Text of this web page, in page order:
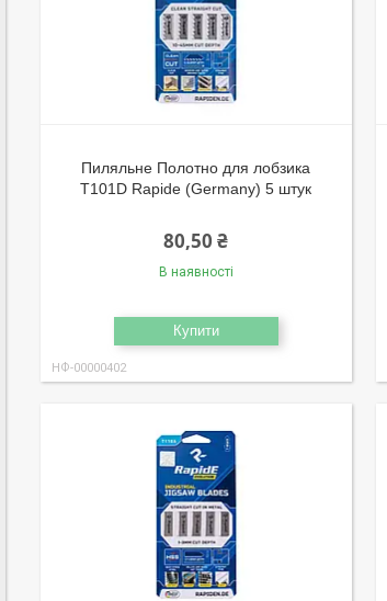
Пиляльне Полотно для лобзика
T101D Rapide (Germany) 5 штук
80,50 ₴
В наявності
Купити
НФ-00000402